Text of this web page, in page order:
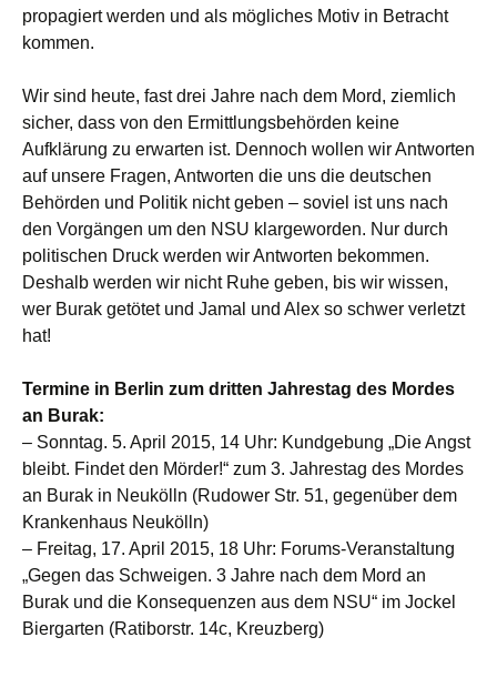
propagiert werden und als mögliches Motiv in Betracht
kommen.
Wir sind heute, fast drei Jahre nach dem Mord, ziemlich
sicher, dass von den Ermittlungsbehörden keine
Aufklärung zu erwarten ist. Dennoch wollen wir Antworten
auf unsere Fragen, Antworten die uns die deutschen
Behörden und Politik nicht geben – soviel ist uns nach
den Vorgängen um den NSU klargeworden. Nur durch
politischen Druck werden wir Antworten bekommen.
Deshalb werden wir nicht Ruhe geben, bis wir wissen,
wer Burak getötet und Jamal und Alex so schwer verletzt
hat!
Termine in Berlin zum dritten Jahrestag des Mordes
an Burak:
– Sonntag. 5. April 2015, 14 Uhr: Kundgebung „Die Angst
bleibt. Findet den Mörder!“ zum 3. Jahrestag des Mordes
an Burak in Neukölln (Rudower Str. 51, gegenüber dem
Krankenhaus Neukölln)
– Freitag, 17. April 2015, 18 Uhr: Forums-Veranstaltung
„Gegen das Schweigen. 3 Jahre nach dem Mord an
Burak und die Konsequenzen aus dem NSU“ im Jockel
Biergarten (Ratiborstr. 14c, Kreuzberg)